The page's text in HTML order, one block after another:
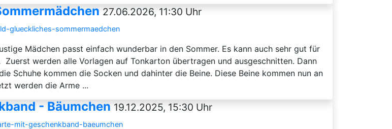
27.06.2026, 11:30 Uhr
glueckliches-sommermaedchen
Mädchen passt einfach wunderbar in den Sommer. Es kann auch sehr gut für
werden alle Vorlagen auf Tonkarton übertragen und ausgeschnitten. Dann
Schuhe kommen die Socken und dahinter die Beine. Diese Beine kommen nun an
werden die Arme ...
- Bäumchen 19.12.2025, 15:30 Uhr
mit-geschenkband-baeumchen